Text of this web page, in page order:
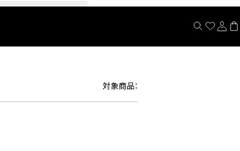
対象商品：